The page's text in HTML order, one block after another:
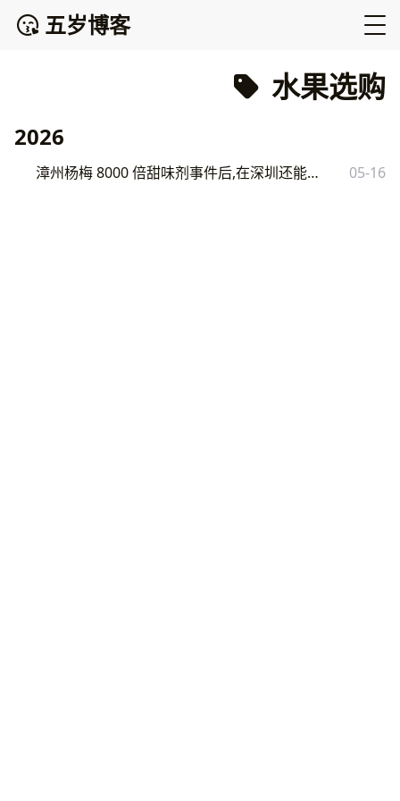
五岁博客
水果选购
2026
漳州杨梅 8000 倍甜味剂事件后,在深圳还能放心吃杨梅吗？ 05-16